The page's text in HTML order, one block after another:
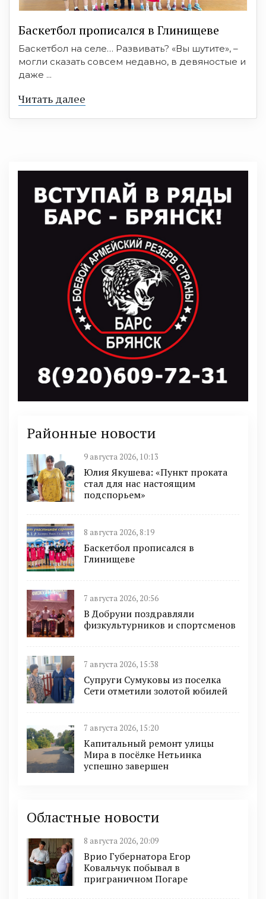
Баскетбол прописался в Глинищеве
Баскетбол на селе… Развивать? «Вы шутите», –
могли сказать совсем недавно, в девяностые и
даже ...
Читать далее
Районные новости
9 августа 2026, 10:13
Юлия Якушева: «Пункт проката
стал для нас настоящим
подспорьем»
8 августа 2026, 8:19
Баскетбол прописался в
Глинищеве
7 августа 2026, 20:56
В Добруни поздравляли
физкультурников и спортсменов
7 августа 2026, 15:38
Супруги Сумуковы из поселка
Сети отметили золотой юбилей
7 августа 2026, 15:20
Капитальный ремонт улицы
Мира в посёлке Нетьинка
успешно завершен
Областные новости
8 августа 2026, 20:09
Врио Губернатора Егор
Ковальчук побывал в
приграничном Погаре